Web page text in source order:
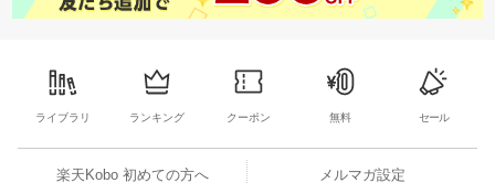
ライブラリ ランキング クーポン 無料 セール
楽天Kobo 初めての方へ メルマガ設定